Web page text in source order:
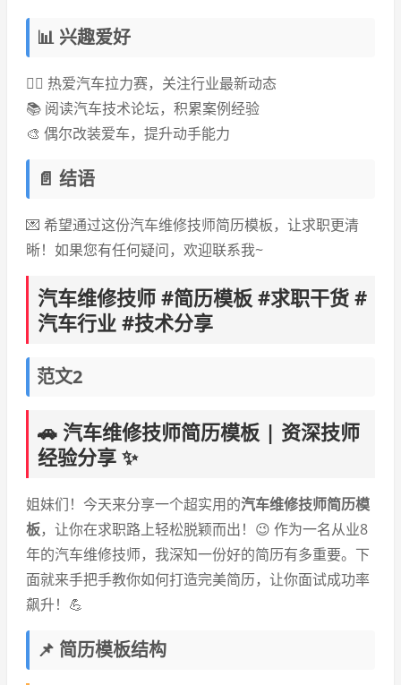
📊 兴趣爱好
🏃‍♂️ 热爱汽车拉力赛，关注行业最新动态
📚 阅读汽车技术论坛，积累案例经验
🎨 偶尔改装爱车，提升动手能力
📄 结语
💌 希望通过这份汽车维修技师简历模板，让求职更清
晰！如果您有任何疑问，欢迎联系我~
汽车维修技师 #简历模板 #求职干货 #
汽车行业 #技术分享
范文2
🚗 汽车维修技师简历模板 | 资深技师
经验分享 ✨
姐妹们！今天来分享一个超实用的汽车维修技师简历模
板，让你在求职路上轻松脱颖而出！😉 作为一名从业8
年的汽车维修技师，我深知一份好的简历有多重要。下
面就来手把手教你如何打造完美简历，让你面试成功率
飙升！💪
📌 简历模板结构